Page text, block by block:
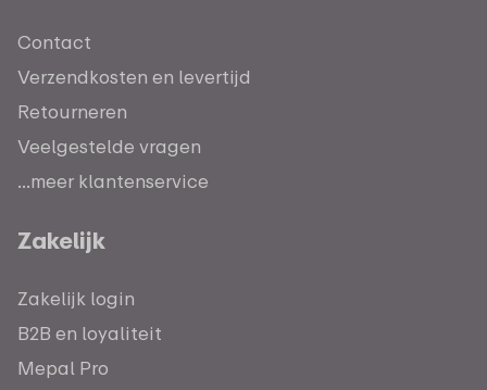
Contact
Verzendkosten en levertijd
Retourneren
Veelgestelde vragen
...meer klantenservice
Zakelijk
Zakelijk login
B2B en loyaliteit
Mepal Pro